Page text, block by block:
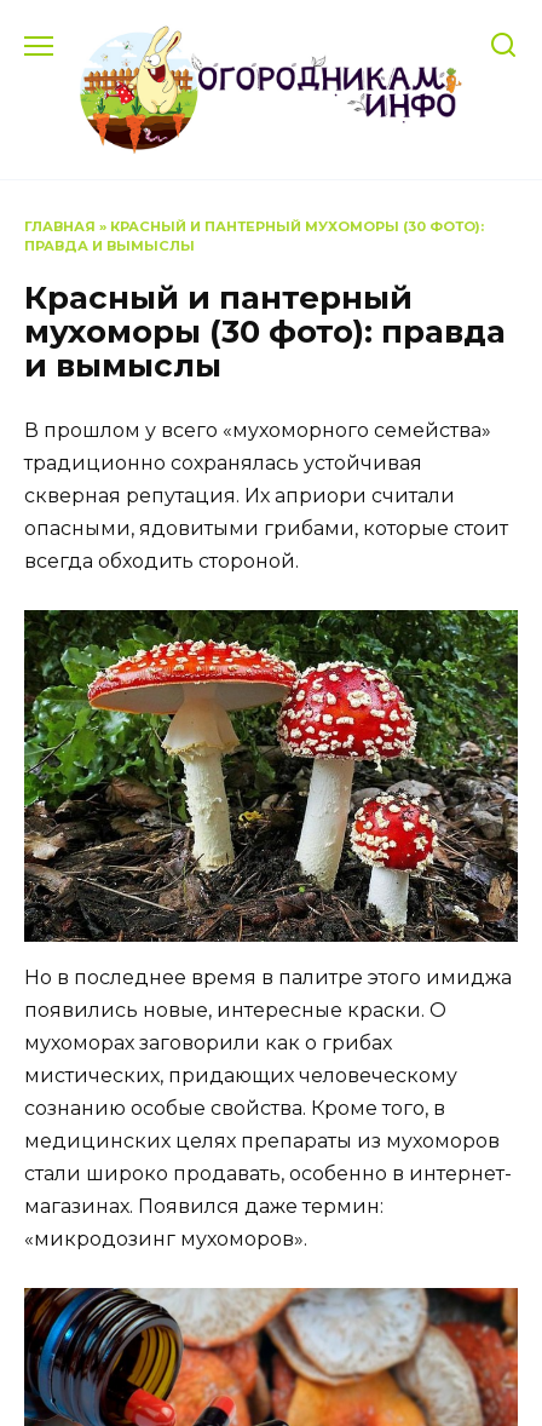
содержанию
ГЛАВНАЯ » КРАСНЫЙ И ПАНТЕРНЫЙ МУХОМОРЫ (30 ФОТО):
ПРАВДА И ВЫМЫСЛЫ
Красный и пантерный
мухоморы (30 фото): правда
и вымыслы
В прошлом у всего «мухоморного семейства»
традиционно сохранялась устойчивая
скверная репутация. Их априори считали
опасными, ядовитыми грибами, которые стоит
всегда обходить стороной.
Но в последнее время в палитре этого имиджа
появились новые, интересные краски. О
мухоморах заговорили как о грибах
мистических, придающих человеческому
сознанию особые свойства. Кроме того, в
медицинских целях препараты из мухоморов
стали широко продавать, особенно в интернет-
магазинах. Появился даже термин:
«микродозинг мухоморов».